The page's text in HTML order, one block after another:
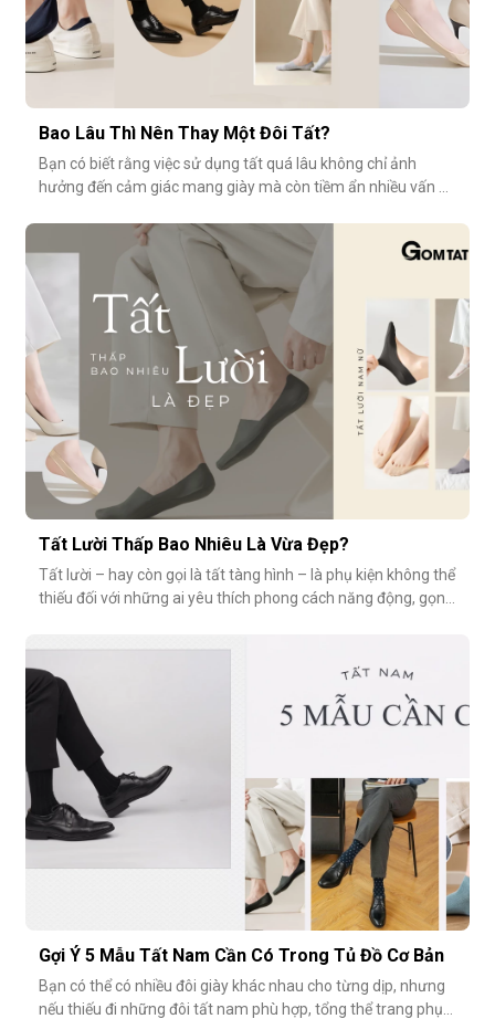
Bao Lâu Thì Nên Thay Một Đôi Tất?
Bạn có biết rằng việc sử dụng tất quá lâu không chỉ ảnh
hưởng đến cảm giác mang giày mà còn tiềm ẩn nhiều vấn đề
Cùng GOMTAT tìm hiểu nhé.Tuổi thọ trung bình của một đôi
tất là bao lâu?Trung bình, một đôi tất sử dụng thường xuyên
Tất Lười Thấp Bao Nhiêu Là Vừa Đẹp?
Tất lười – hay còn gọi là tất tàng hình – là phụ kiện không thể
thiếu đối với những ai yêu thích phong cách năng động, gọn
nhiêu là vừa đẹp? Nếu quá thấp, tất dễ bị tuột; nếu quá c
Gợi Ý 5 Mẫu Tất Nam Cần Có Trong Tủ Đồ Cơ Bản
Bạn có thể có nhiều đôi giày khác nhau cho từng dịp, nhưng
nếu thiếu đi những đôi tất nam phù hợp, tổng thể trang phục